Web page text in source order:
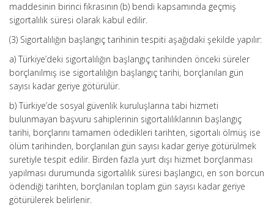
maddesinin birinci fıkrasının (b) bendi kapsamında geçmiş
sigortalılık süresi olarak kabul edilir.
(3) Sigortalılığın başlangıç tarihinin tespiti aşağıdaki şekilde yapılır:
a) Türkiye’deki sigortalılığın başlangıç tarihinden önceki süreler
borçlanılmış ise sigortalılığın başlangıç tarihi, borçlanılan gün
sayısı kadar geriye götürülür.
b) Türkiye’de sosyal güvenlik kuruluşlarına tabi hizmeti
bulunmayan başvuru sahiplerinin sigortalılıklarının başlangıç
tarihi, borçlarını tamamen ödedikleri tarihten, sigortalı ölmüş ise
ölüm tarihinden, borçlanılan gün sayısı kadar geriye götürülmek
suretiyle tespit edilir. Birden fazla yurt dışı hizmet borçlanması
yapılması durumunda sigortalılık süresi başlangıcı, en son borcun
ödendiği tarihten, borçlanılan toplam gün sayısı kadar geriye
götürülerek belirlenir.